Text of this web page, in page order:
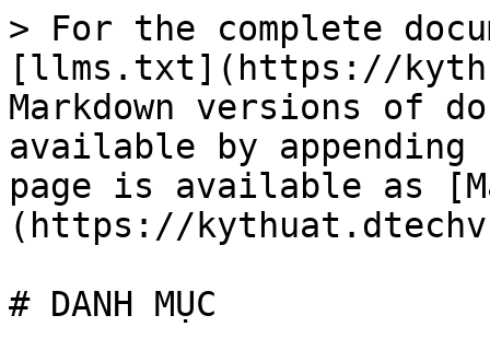
> For the complete
[llms.txt](https://
Markdown versions of
available by
page is available as
(https://
# DANH MỤC